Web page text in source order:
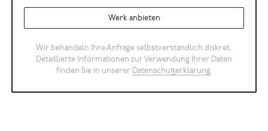
Werk anbieten
Wir behandeln Ihre Anfrage selbstverständlich diskret.
Detaillierte Informationen zur Verwendung Ihrer Daten
finden Sie in unserer Datenschutzerklärung.